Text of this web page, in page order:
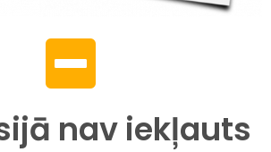
nav iekļauts